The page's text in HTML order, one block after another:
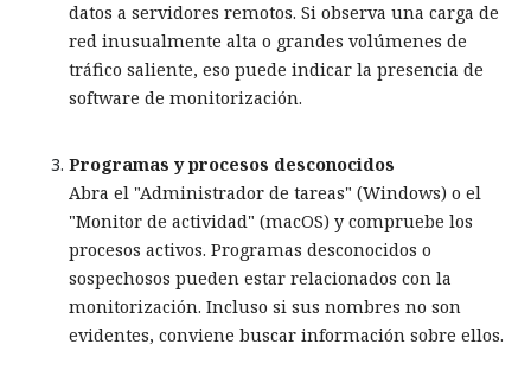
datos a servidores remotos. Si observa una carga de
red inusualmente alta o grandes volúmenes de
tráfico saliente, eso puede indicar la presencia de
software de monitorización.
Programas y procesos desconocidos
Abra el "Administrador de tareas" (Windows) o el
"Monitor de actividad" (macOS) y compruebe los
procesos activos. Programas desconocidos o
sospechosos pueden estar relacionados con la
monitorización. Incluso si sus nombres no son
evidentes, conviene buscar información sobre ellos.